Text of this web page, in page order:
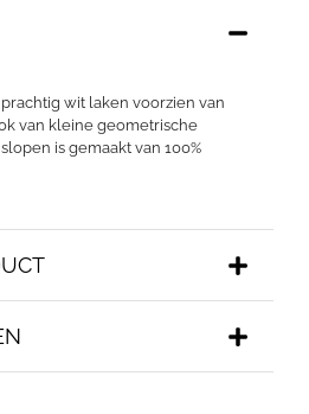
wit laken voorzien van
van kleine geometrische
is gemaakt van 100%